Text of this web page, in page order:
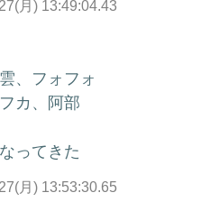
月) 13:49:04.43
、フォフォ
カ、阿部
ってきた
月) 13:53:30.65